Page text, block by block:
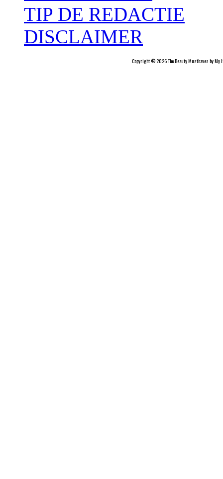
TIP DE REDACTIE
DISCLAIMER
Copyright © 2026 The Beauty Musthaves by My